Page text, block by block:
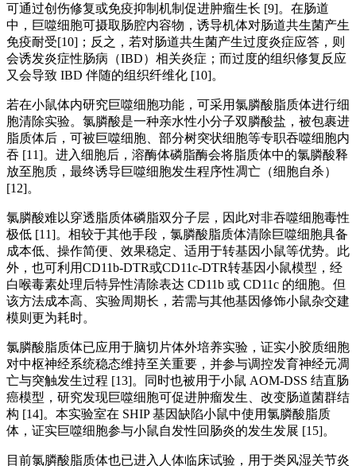
可通过创伤修复或免疫抑制机制促进肿瘤生长 [9]。在肠道
中，巨噬细胞可摄取肠腔内容物，诱导机体对肠道共生菌产生
免疫耐受[10]；反之，若对肠道共生菌产生过度炎症应答，则
会诱发炎症性肠病（IBD）相关炎症；而过度的组织修复反应
又会导致 IBD 伴随的组织纤维化 [10]。
若在小鼠体内研究巨噬细胞功能，可采用氯膦酸脂质体进行细
胞清除实验。氯膦酸是一种亲水性小分子双膦酸盐，被包裹进
脂质体后，可被巨噬细胞、部分树突状细胞等专职吞噬细胞内
吞 [11]。进入细胞后，溶酶体磷脂酶会将脂质体中的氯膦酸释
放至胞质，最终诱导巨噬细胞发生程序性凋亡（细胞自杀）
[12]。
氯膦酸难以穿透脂质体磷脂双分子层，因此对非吞噬细胞毒性
极低 [11]。相较于其他手段，氯膦酸脂质体清除巨噬细胞具备
成本低、操作简便、效果稳定、适用于转基因小鼠等优势。此
外，也可利用CD11b-DTR或CD11c-DTR转基因小鼠模型，经
白喉毒素处理后特异性清除表达 CD11b 或 CD11c 的细胞。但
该方法成本高、实验周期长，若需与其他基因修饰小鼠杂交建
模则更为耗时。
氯膦酸脂质体已应用于脑切片体外培养实验，证实小胶质细胞
对中枢神经系统稳态维持至关重要，并参与调控发育神经元凋
亡与突触发生过程 [13]。同时也被用于小鼠 AOM-DSS 结直肠
癌模型，研究发现巨噬细胞可促进肿瘤发生、改变肠道菌群结
构 [14]。本实验室在 SHIP 基因缺陷小鼠中使用氯膦酸脂质
体，证实巨噬细胞参与小鼠自发性回肠炎的发生发展 [15]。
目前氯膦酸脂质体也已进入人体临床试验，用于类风湿关节炎